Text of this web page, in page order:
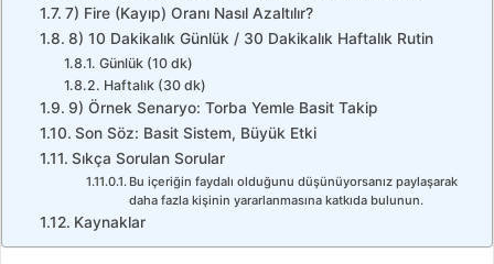
7) Fire (Kayıp) Oranı Nasıl Azaltılır?
8) 10 Dakikalık Günlük / 30 Dakikalık Haftalık Rutin
Günlük (10 dk)
Haftalık (30 dk)
9) Örnek Senaryo: Torba Yemle Basit Takip
Son Söz: Basit Sistem, Büyük Etki
Sıkça Sorulan Sorular
Bu içeriğin faydalı olduğunu düşünüyorsanız paylaşarak
daha fazla kişinin yararlanmasına katkıda bulunun.
Kaynaklar